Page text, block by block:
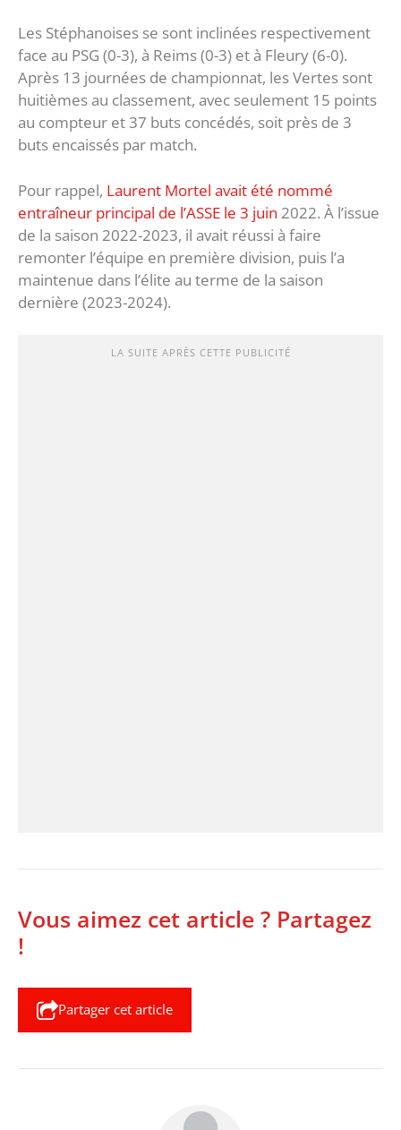
Les Stéphanoises se sont inclinées respectivement
face au PSG (0-3), à Reims (0-3) et à Fleury (6-0).
Après 13 journées de championnat, les Vertes sont
huitièmes au classement, avec seulement 15 points
au compteur et 37 buts concédés, soit près de 3
buts encaissés par match.
Pour rappel, Laurent Mortel avait été nommé
entraîneur principal de l’ASSE le 3 juin 2022. À l’issue
de la saison 2022-2023, il avait réussi à faire
remonter l’équipe en première division, puis l’a
maintenue dans l’élite au terme de la saison
dernière (2023-2024).
LA SUITE APRÈS CETTE PUBLICITÉ
Vous aimez cet article ? Partagez
!
Partager cet article